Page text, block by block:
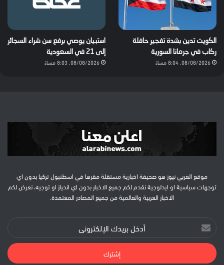
الكويت تدين بشدة تفجير حافلة
ركاب في جرمانا السورية
08/08/2026, 8:04 مساءً
استبيان يوصي برفع سن شراء السجائر
إلى 21 في السعودية
08/08/2026, 8:03 مساءً
موقع العربي نيوز هو صحيفة اخبارية مستقلة مقرها في اسطنبول تركيا بدون اي
توجهات سياسية او ايدلوجية نقدم لكم جميع الاخبار بدون اي انحياز او توجيه، نعرض لكم
الاخبار العربية والعالمية من جميع المصادر المعتمدة.
أدخل
بريدك
الإلكتروني